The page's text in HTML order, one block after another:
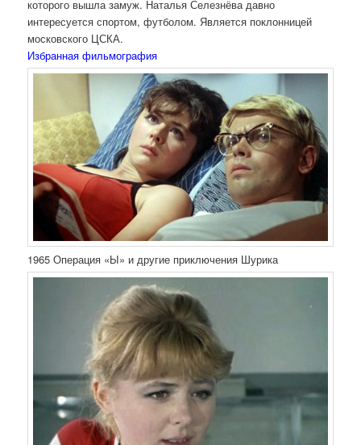
которого вышла замуж. Наталья Селезнёва давно
интересуется спортом, футболом. Является поклонницей
московского ЦСКА.
Избранная фильмография
1965 Операция «Ы» и другие приключения Шурика